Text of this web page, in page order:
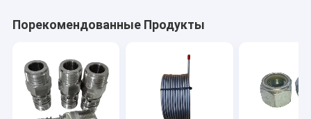
Порекомендованные Продукты